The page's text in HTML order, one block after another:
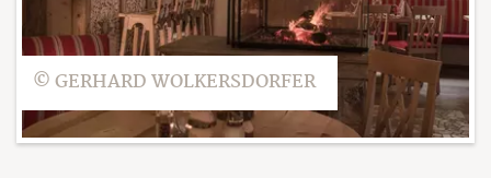
© GERHARD WOLKERSDORFER